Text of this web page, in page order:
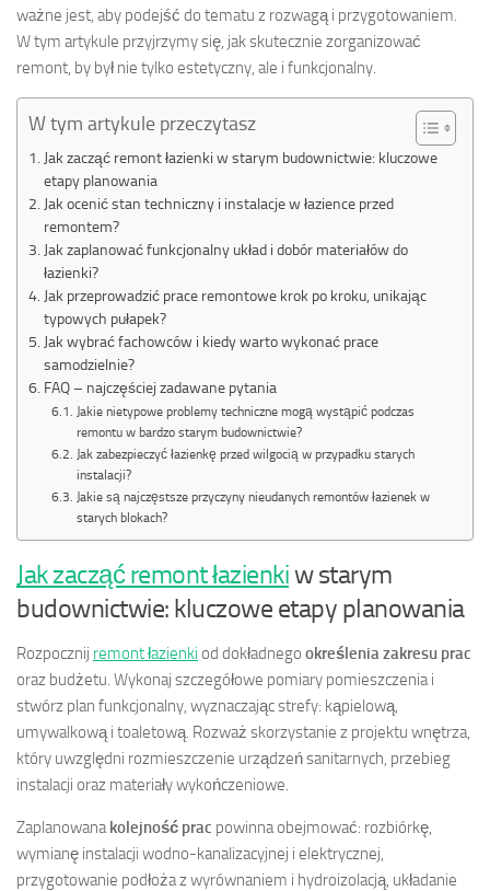
ważne jest, aby podejść do tematu z rozwagą i przygotowaniem.
W tym artykule przyjrzymy się, jak skutecznie zorganizować
remont, by był nie tylko estetyczny, ale i funkcjonalny.
W tym artykule przeczytasz
Jak zacząć remont łazienki w starym budownictwie: kluczowe
etapy planowania
Jak ocenić stan techniczny i instalacje w łazience przed
remontem?
Jak zaplanować funkcjonalny układ i dobór materiałów do
łazienki?
Jak przeprowadzić prace remontowe krok po kroku, unikając
typowych pułapek?
Jak wybrać fachowców i kiedy warto wykonać prace
samodzielnie?
FAQ – najczęściej zadawane pytania
Jakie nietypowe problemy techniczne mogą wystąpić podczas
remontu w bardzo starym budownictwie?
Jak zabezpieczyć łazienkę przed wilgocią w przypadku starych
instalacji?
Jakie są najczęstsze przyczyny nieudanych remontów łazienek w
starych blokach?
Jak zacząć remont łazienkiw starym
budownictwie: kluczowe etapy planowania
Rozpocznij remont łazienki od dokładnego określenia zakresu prac
oraz budżetu. Wykonaj szczegółowe pomiary pomieszczenia i
stwórz plan funkcjonalny, wyznaczając strefy: kąpielową,
umywalkową i toaletową. Rozważ skorzystanie z projektu wnętrza,
który uwzględni rozmieszczenie urządzeń sanitarnych, przebieg
instalacji oraz materiały wykończeniowe.
Zaplanowana kolejność prac powinna obejmować: rozbiórkę,
wymianę instalacji wodno-kanalizacyjnej i elektrycznej,
przygotowanie podłoża z wyrównaniem i hydroizolacją, układanie